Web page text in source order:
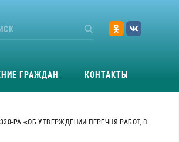
ГРАЖДАН КОНТАКТЫ
РА «ОБ УТВЕРЖДЕНИИ ПЕРЕЧНЯ РАБОТ, В